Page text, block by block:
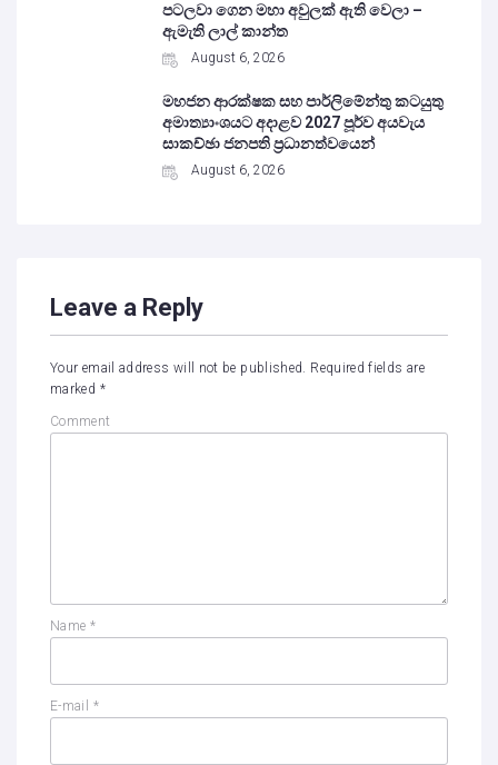
පටලවා ගෙන මහා අවුලක් ඇති වෙලා –
ඇමැති ලාල් කාන්ත
August 6, 2026
මහජන ආරක්ෂක සහ පාර්ලිමේන්තු කටයුතු
අමාත්‍යාංශයට අදාළව 2027 පූර්ව අයවැය
සාකච්ඡා ජනපති ප්‍රධානත්වයෙන්
August 6, 2026
Leave a Reply
Your email address will not be published. Required fields are
marked *
Comment
Name *
E-mail *